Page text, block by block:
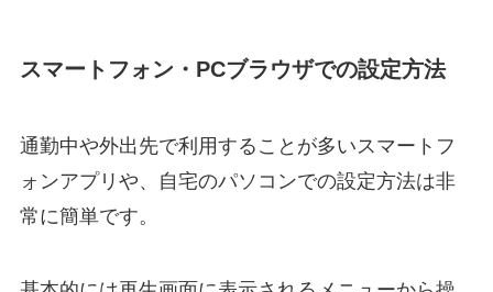
スマートフォン・PCブラウザでの設定方法
通勤中や外出先で利用することが多いスマートフ
ォンアプリや、自宅のパソコンでの設定方法は非
常に簡単です。